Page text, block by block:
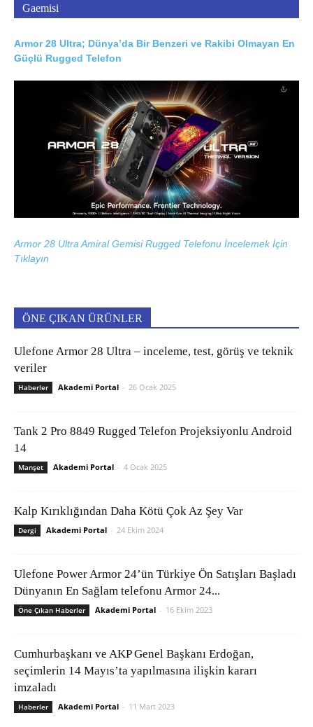
Gaemisi
Armor 28 Ultra; Dünya’da Bir Benzeri ve Rakibi Olmayan En
Güçlü Rugged Telefon
Armor 28 Ultra Amiral Gemisi Rugged Telefonu İncelemek İçin
Tıklayın
ÖNE ÇIKAN ÜRÜNLER
Ulefone Armor 28 Ultra – inceleme, test, görüş ve teknik
veriler
Haberler Akademi Portal - 26 Ocak 2025
Tank 2 Pro 8849 Rugged Telefon Projeksiyonlu Android
14
Manşet Akademi Portal - 4 Ocak 2025
Kalp Kırıklığından Daha Kötü Çok Az Şey Var
Dergi Akademi Portal - 24 Ekim 2024
Ulefone Power Armor 24’ün Türkiye Ön Satışları Başladı
Dünyanın En Sağlam telefonu Armor 24...
Öne Çıkan Haberler Akademi Portal - 16 Ekim 2023
Cumhurbaşkanı ve AKP Genel Başkanı Erdoğan,
seçimlerin 14 Mayıs’ta yapılmasına ilişkin kararı
imzaladı
Haberler Akademi Portal - 11 Mart 2023